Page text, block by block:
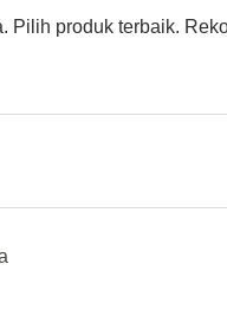
Pilih produk terbaik.